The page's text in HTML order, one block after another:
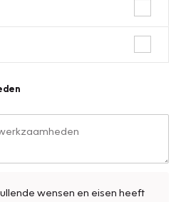
wensen en eisen heeft